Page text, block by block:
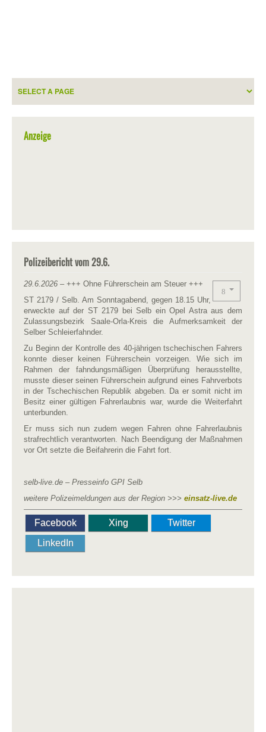
Anzeige
Polizeibericht vom 29.6.
29.6.2026 – +++ Ohne Führerschein am Steuer +++
ST 2179 / Selb. Am Sonntagabend, gegen 18.15 Uhr,
erweckte auf der ST 2179 bei Selb ein Opel Astra aus dem
Zulassungsbezirk Saale-Orla-Kreis die Aufmerksamkeit der
Selber Schleierfahnder.
Zu Beginn der Kontrolle des 40-jährigen tschechischen Fahrers
konnte dieser keinen Führerschein vorzeigen. Wie sich im
Rahmen der fahndungsmäßigen Überprüfung herausstellte,
musste dieser seinen Führerschein aufgrund eines Fahrverbots
in der Tschechischen Republik abgeben. Da er somit nicht im
Besitz einer gültigen Fahrerlaubnis war, wurde die Weiterfahrt
unterbunden.
Er muss sich nun zudem wegen Fahren ohne Fahrerlaubnis
strafrechtlich verantworten. Nach Beendigung der Maßnahmen
vor Ort setzte die Beifahrerin die Fahrt fort.
selb-live.de – Presseinfo GPI Selb
weitere Polizeimeldungen aus der Region >>> einsatz-live.de
Facebook Xing
Twitter
LinkedIn